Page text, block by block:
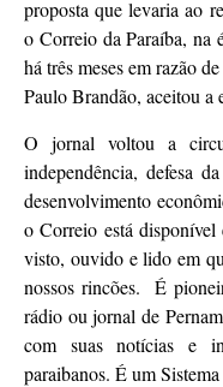
proposta que levaria ao
o Correio da Paraíba, na
há três meses em razão
Paulo Brandão, aceitou a
O jornal voltou a
independência, defesa
desenvolvimento
o Correio está disponível
visto, ouvido e lido em
nossos rincões. É
rádio ou jornal de
com suas notícias e
paraibanos. É um